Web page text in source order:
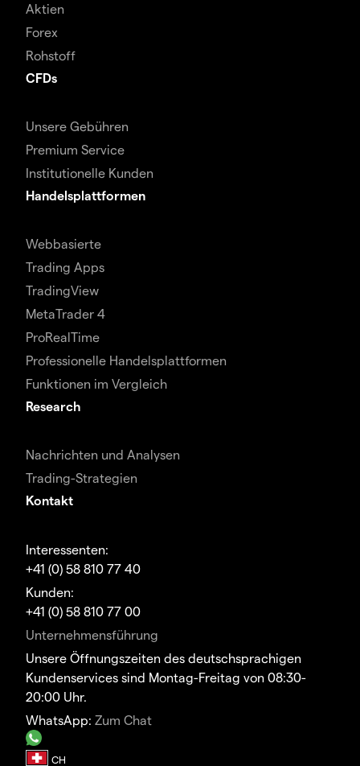
Aktien
Forex
Rohstoff
CFDs
Unsere Gebühren
Premium Service
Institutionelle Kunden
Handelsplattformen
Webbasierte
Trading Apps
TradingView
MetaTrader 4
ProRealTime
Professionelle Handelsplattformen
Funktionen im Vergleich
Research
Nachrichten und Analysen
Trading-Strategien
Kontakt
Interessenten:
+41 (0) 58 810 77 40
Kunden:
+41 (0) 58 810 77 00
Unternehmensführung
Unsere Öffnungszeiten des deutschsprachigen
Kundenservices sind Montag-Freitag von 08:30-
20:00 Uhr.
WhatsApp: Zum Chat